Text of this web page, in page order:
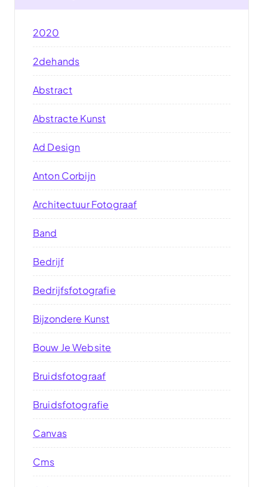
2020
2dehands
Abstract
Abstracte Kunst
Ad Design
Anton Corbijn
Architectuur Fotograaf
Band
Bedrijf
Bedrijfsfotografie
Bijzondere Kunst
Bouw Je Website
Bruidsfotograaf
Bruidsfotografie
Canvas
Cms